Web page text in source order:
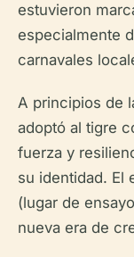
estuvieron
especialmente
carnavales
A principios de
adoptó al tigre
fuerza y
su identidad. El
(lugar de
nueva era de